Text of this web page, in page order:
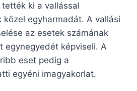
ki a vallással
közel egyharmadát. A vallási
az esetek számának
egynegyedét képviseli. A
eset pedig a
egyéni imagyakorlat.